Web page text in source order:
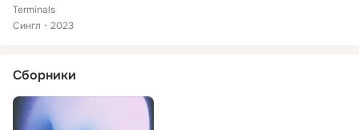
Terminals
Сингл
2023
Сборники